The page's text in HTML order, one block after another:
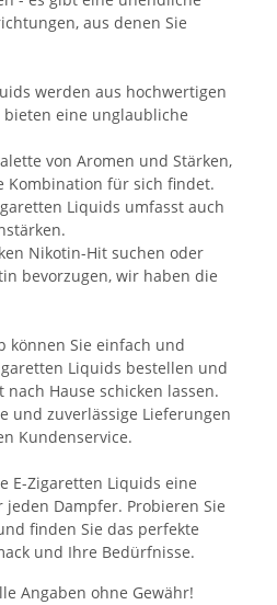
aus denen Sie
werden aus hochwertigen
eine unglaubliche
von Aromen und Stärken,
Kombination für sich findet.
Liquids umfasst auch
Nikotin-Hit suchen oder
bevorzugen, wir haben die
können Sie einfach und
Liquids bestellen und
Hause schicken lassen.
und zuverlässige Lieferungen
Kundenservice.
E-Zigaretten Liquids eine
Dampfer. Probieren Sie
finden Sie das perfekte
und Ihre Bedürfnisse.
Angaben ohne Gewähr!